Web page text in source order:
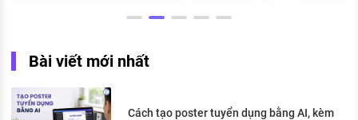
Bài viết mới nhất
Cách tạo poster tuyển dụng bằng AI, kèm